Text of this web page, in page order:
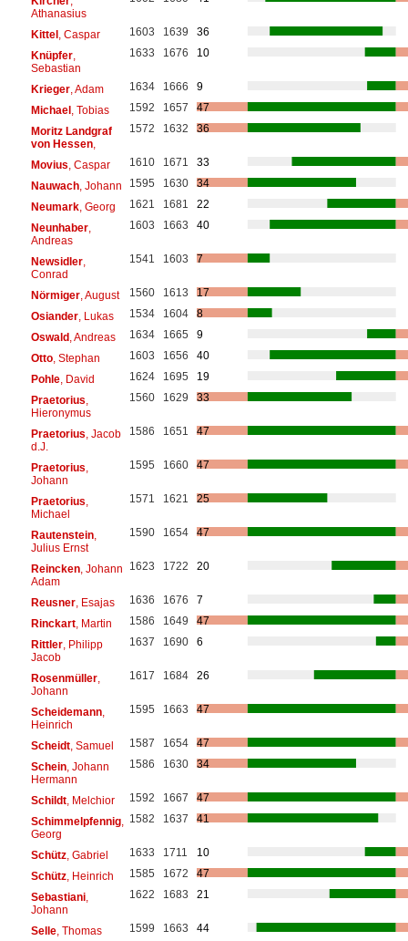
Athanasius
Kittel, Caspar 1603 1639
36
Knüpfer,
Sebastian
1633 1676 10
Krieger, Adam 1634 1666
9
Michael, Tobias 1592 1657
47
Moritz Landgraf
von Hessen,
1572 1632 36
Movius , Caspar 1610 1671
33
Nauwach, Johann 1595 1630
34
Neumark, Georg 1621 1681
22
Neunhaber,
Andreas
1603 1663 40
Newsidler,
Conrad
1541 1603 7
Nörmiger, August 1560 1613
17
Osiander, Lukas 1534 1604
8
Oswald, Andreas 1634 1665
9
Otto, Stephan 1603 1656
40
Pohle, David 1624 1695
19
Praetorius
Hieronymus
1560 1629 33
Praetorius , Jacob
d.J.
1586 1651 47
Praetorius
Johann
1595 1660 47
Praetorius
Michael
1571 1621 25
Rautenstein,
Julius Ernst
1590 1654 47
Reincken, Johann
Adam
1623 1722 20
Reusner, Esajas 1636 1676
7
Rinckart, Martin 1586 1649
47
Rittler, Philipp
Jacob
1637 1690 6
Rosenmüller,
Johann
1617 1684 26
Scheidemann,
Heinrich
1595 1663 47
Scheidt, Samuel 1587 1654
47
Schein, Johann
Hermann
1586 1630 34
Schildt, Melchior 1592 1667
47
Schimmelpfennig,
Georg
1582 1637 41
Schütz, Gabriel 1633 1711
10
Schütz, Heinrich 1585 1672
47
Sebastiani,
Johann
1622 1683 21
Selle, Thomas 1599 1663
44